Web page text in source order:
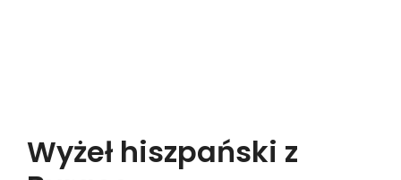
Wyżeł hiszpański z